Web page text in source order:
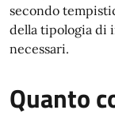
secondo
della tipologia di
necessari.
Quanto